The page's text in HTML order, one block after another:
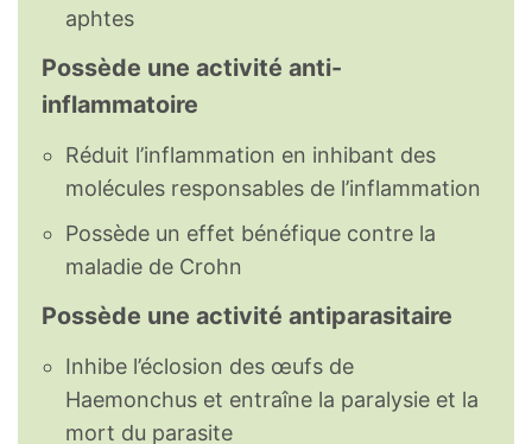
aphtes
Possède une activité anti-
inflammatoire
Réduit l’inflammation en inhibant des
molécules responsables de l’inflammation
Possède un effet bénéfique contre la
maladie de Crohn
Possède une activité antiparasitaire
Inhibe l’éclosion des œufs de
Haemonchus et entraîne la paralysie et la
mort du parasite